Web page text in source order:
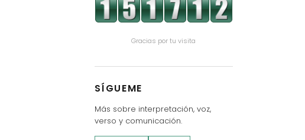
Gracias por tu visita
SÍGUEME
Más sobre interpretación, voz,
verso y comunicación.